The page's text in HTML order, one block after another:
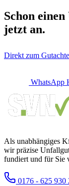
Schon
jetzt an.
Direkt zum
WhatsApp
Als unabhängiges
wir präzise
fundiert und für Sie
0176 - 625 930